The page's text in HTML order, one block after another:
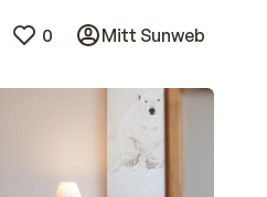
0 Mitt Sunweb